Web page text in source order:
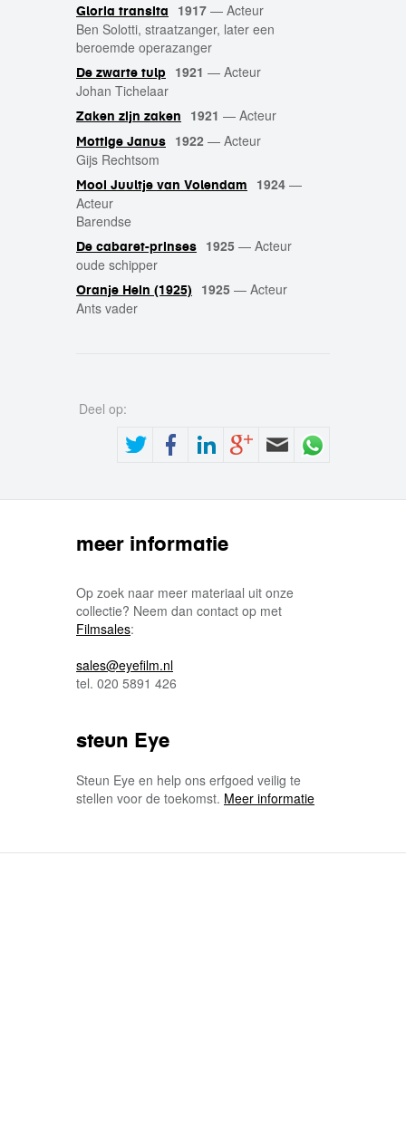
Gloria transita 1917 — Acteur
Ben Solotti, straatzanger, later een
beroemde operazanger
De zwarte tulp 1921 — Acteur
Johan Tichelaar
Zaken zijn zaken 1921 — Acteur
Mottige Janus 1922 — Acteur
Gijs Rechtsom
Mooi Juultje van Volendam 1924 —
Acteur
Barendse
De cabaret-prinses 1925 — Acteur
oude schipper
Oranje Hein (1925) 1925 — Acteur
Ants vader
Deel op:
meer informatie
Op zoek naar meer materiaal uit onze
collectie? Neem dan contact op met
Filmsales:
sales@eyefilm.nl
tel. 020 5891 426
steun Eye
Steun Eye en help ons erfgoed veilig te
stellen voor de toekomst. Meer informatie